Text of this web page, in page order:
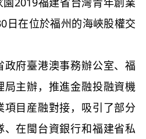
日在位於福州的海峽股權交
府臺港澳事務辦公室、福
主辦，推進金融投融資機
目産融對接，吸引了部分
、在閩台資銀行和福建省私